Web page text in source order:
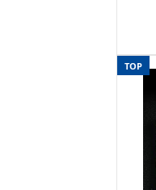
TOP